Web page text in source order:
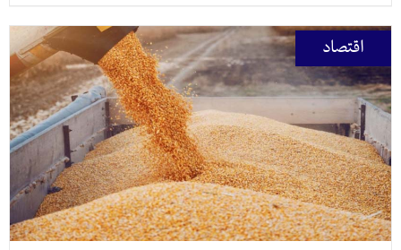
اقتصاد